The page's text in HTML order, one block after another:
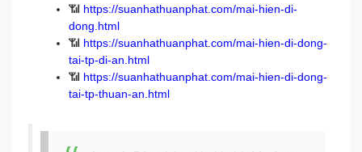
📶 https://suanhathuanphat.com/mai-hien-di-
dong.html
📶 https://suanhathuanphat.com/mai-hien-di-dong-
tai-tp-di-an.html
📶 https://suanhathuanphat.com/mai-hien-di-dong-
tai-tp-thuan-an.html